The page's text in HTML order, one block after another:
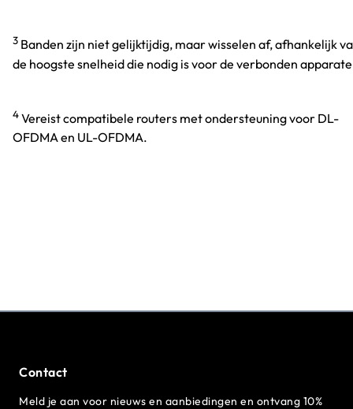
3 Banden zijn niet gelijktijdig, maar wisselen af, afhankelijk
de hoogste snelheid die nodig is voor de verbonden
4Vereist compatibele routers met ondersteuning voor DL-
OFDMA en UL-OFDMA.
Contact
Meld je aan voor nieuws en aanbiedingen en ontvang 10%